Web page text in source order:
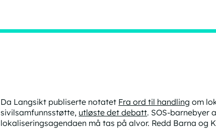
Da Langsikt publiserte notatet Fra ord til handling om
sivilsamfunnsstøtte, utløste det debatt. SOS-barnebyer
lokaliseringsagendaen må tas på alvor. Redd Barna og